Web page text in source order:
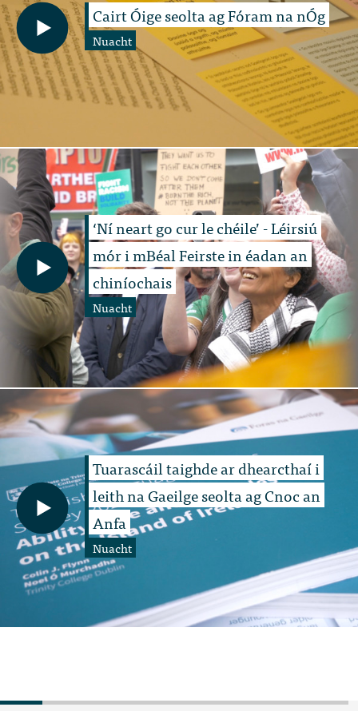
Cairt Óige seolta ag Fóram na nÓg
Nuacht
‘Ní neart go cur le chéile’ - Léirsiú
mór i mBéal Feirste in éadan an
chiníochais
Nuacht
Tuarascáil taighde ar dhearcthaí i
leith na Gaeilge seolta ag Cnoc an
Anfa
Nuacht